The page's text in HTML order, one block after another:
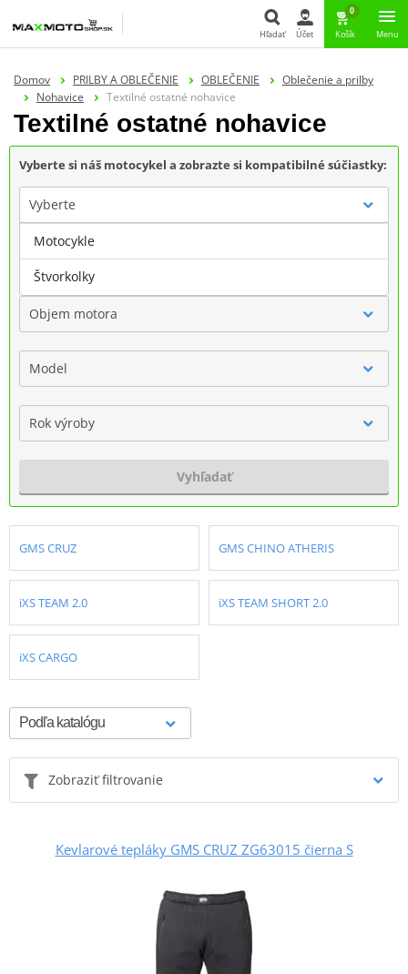
Hľadať
Hľadať Účet
0
Košík Menu
Domov PRILBY A OBLEČENIE OBLEČENIE
Oblečenie a prilby
Nohavice
Textilné ostatné nohavice
Textilné ostatné nohavice
Vyberte si náš motocykel a zobrazte si kompatibilné súčiastky:
Vyberte
Značka
Objem motora
Model
Rok výroby
Vyhľadať
GMS CRUZ GMS CHINO ATHERIS
iXS TEAM 2.0 iXS TEAM SHORT 2.0
iXS CARGO
Zobraziť filtrovanie
Kevlarové tepláky GMS CRUZ ZG63015 čierna S
Motocykle
Štvorkolky